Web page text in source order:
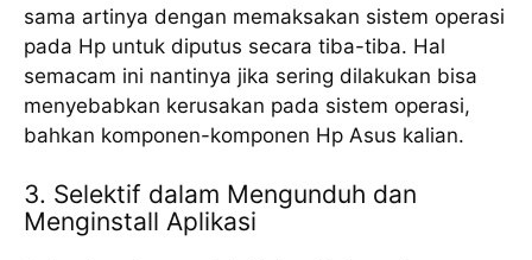
sama artinya dengan memaksakan sistem operasi
pada Hp untuk diputus secara tiba-tiba. Hal
semacam ini nantinya jika sering dilakukan bisa
menyebabkan kerusakan pada sistem operasi,
bahkan komponen-komponen Hp Asus kalian.
3. Selektif dalam Mengunduh dan
Menginstall Aplikasi